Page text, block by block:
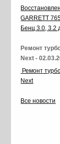
GARRETT
Бенц 3.0, 3.2
Ремонт
Next -
Ремонт
Next
Все новости